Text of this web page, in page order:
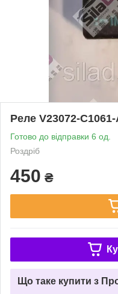
Реле V23072-
Готово до відправки 6 од.
Роздріб
450 ₴
Що таке купити з